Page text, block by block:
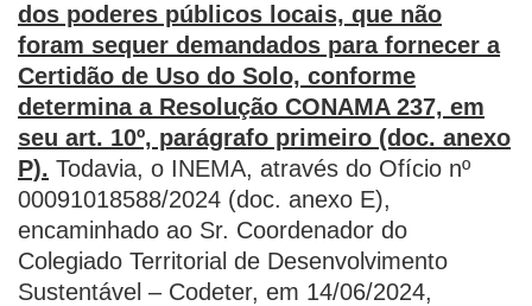
dos poderes públicos locais, que não
foram sequer demandados para fornecer a
Certidão de Uso do Solo, conforme
determina a Resolução CONAMA 237, em
seu art. 10º, parágrafo primeiro (doc. anexo
P). Todavia, o INEMA, através do Ofício nº
00091018588/2024 (doc. anexo E),
encaminhado ao Sr. Coordenador do
Colegiado Territorial de Desenvolvimento
Sustentável – Codeter, em 14/06/2024,